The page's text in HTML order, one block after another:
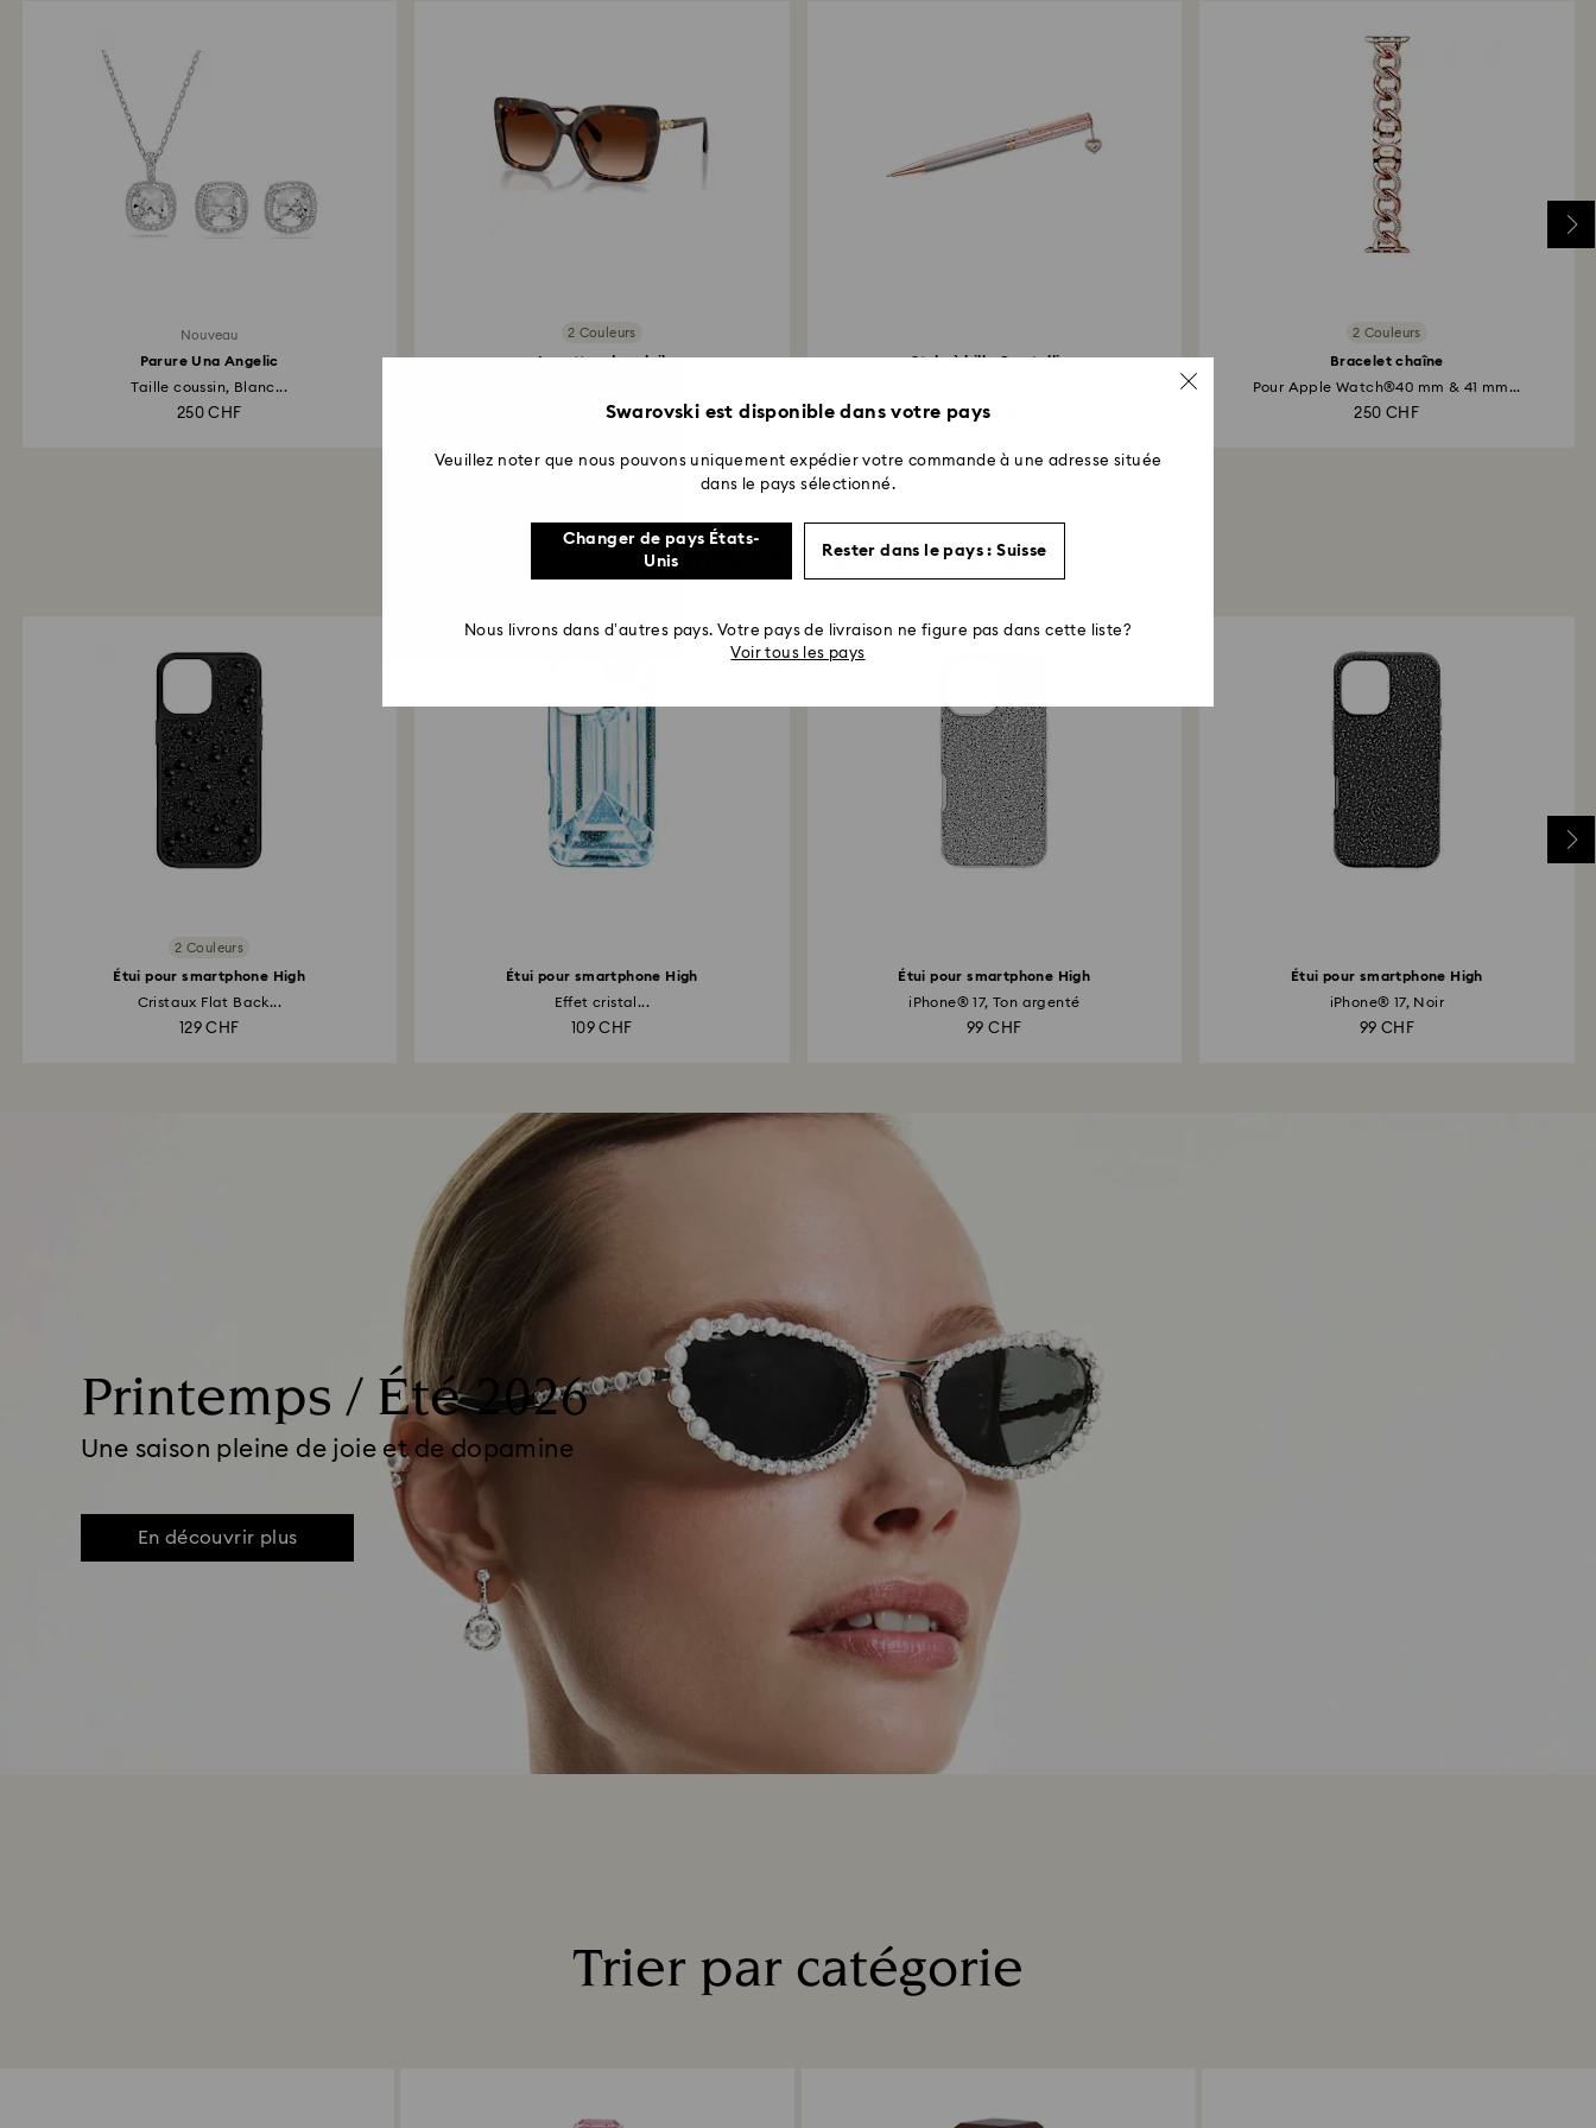
Nouveau
Parure Una Angelic
Taille coussin, Blanc...
250 CHF
2 Couleurs
Lunettes de soleil
199 CHF
Stylo à bille Crystalline
69 CHF
2 Couleurs
Bracelet chaîne
Pour Apple Watch®40 mm & 41 mm...
250 CHF
Vous aimerez peut-être aussi
2 Couleurs
Étui pour smartphone High
Cristaux Flat Back...
129 CHF
Étui pour smartphone High
Effet cristal...
109 CHF
Étui pour smartphone High
iPhone® 17, Ton argenté
99 CHF
Étui pour smartphone High
iPhone® 17, Noir
99 CHF
Printemps / Été 2026
Une saison pleine de joie et de dopamine
En découvrir plus
Trier par catégorie
Swarovski est disponible dans votre pays
Veuillez noter que nous pouvons uniquement expédier votre commande à une adresse située
dans le pays sélectionné.
Changer de pays États-
Unis
Rester dans le pays : Suisse
Nous livrons dans d’autres pays. Votre pays de livraison ne figure pas dans cette liste?
Voir tous les pays